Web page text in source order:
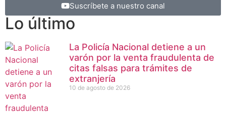
Suscríbete a nuestro canal
Lo último
La Policía Nacional detiene a un
varón por la venta fraudulenta de
citas falsas para trámites de
extranjería
10 de agosto de 2026